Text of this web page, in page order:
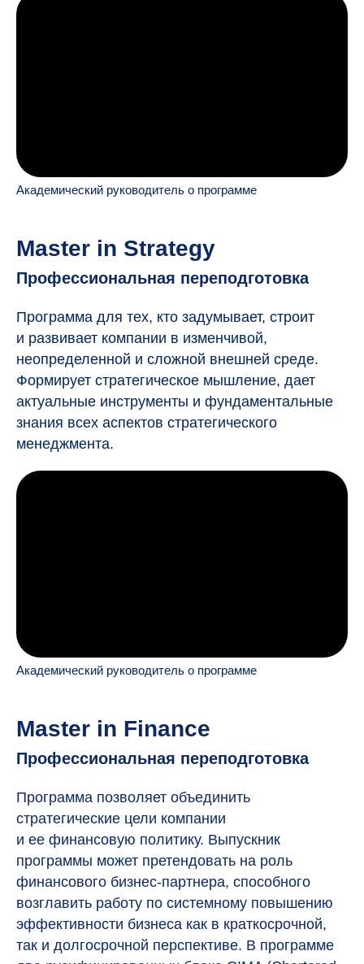
Академический руководитель о программе
Master in Strategy
Профессиональная переподготовка
Программа для тех, кто задумывает, строит
и развивает компании в изменчивой,
неопределенной и сложной внешней среде.
Формирует стратегическое мышление, дает
актуальные инструменты и фундаментальные
знания всех аспектов стратегического
менеджмента.
Академический руководитель о программе
Master in Finance
Профессиональная переподготовка
Программа позволяет объединить
стратегические цели компании
и ее финансовую политику. Выпускник
программы может претендовать на роль
финансового бизнес-партнера, способного
возглавить работу по системному повышению
эффективности бизнеса как в краткосрочной,
так и долгосрочной перспективе. В программе